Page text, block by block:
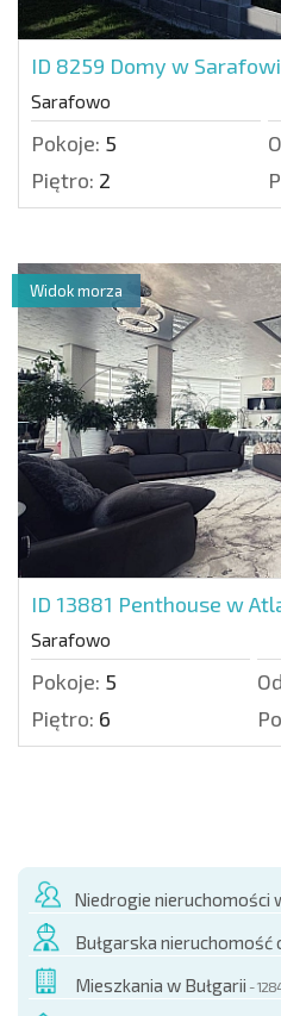
ID 8259 Domy w
Sarafowo
Pokoje: 5
Piętro: 2
ID 13881 Penthouse w
Sarafowo
Pokoje: 5
Piętro: 6
Widok morza
Niedrogie nieruchomości
Bułgarska nieruchomość
Mieszkania w Bułgarii -